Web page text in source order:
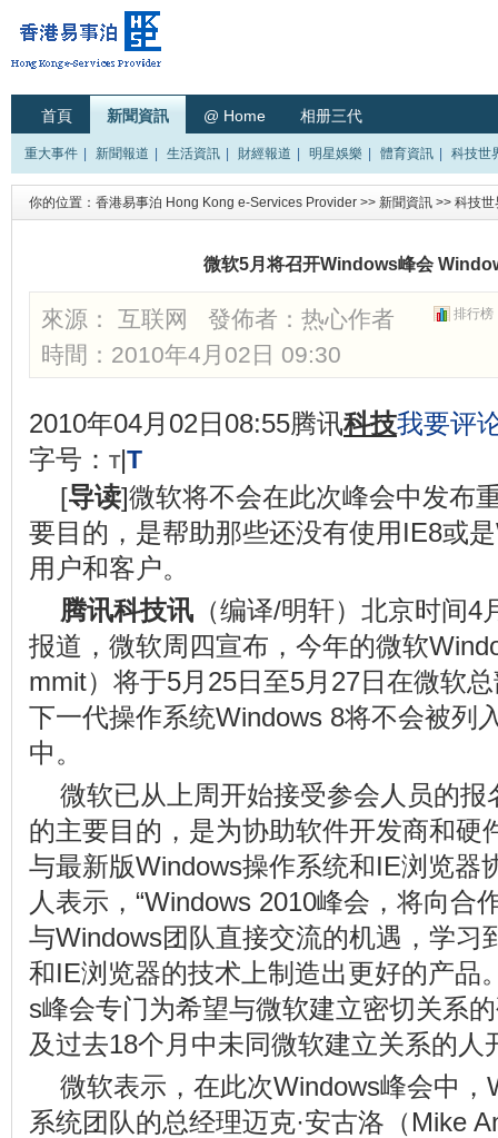
首頁 新聞資訊 @ Home 相册三代
重大事件 新聞報道 生活資訊 財經報道 明星娛樂 體育資訊 科技世
你的位置： 香港易事泊 Hong Kong e-Services Provider >> 新聞資訊 >> 科技世
微软5月将召开Windows峰会
排行榜
來源： 互联网 發佈者： 热心作者
時間：2010年4月02日 09:30
2010年04月02日08:55腾讯科技我要评
字号： T|T
[导读]微软将不会在此次峰会中发布
要目的，是帮助那些还没有使用IE8或
用户和客户。
腾讯科技讯 （编译/明轩）北京时间
报道，微软周四宣布，今年的微软
mmit）将于5月25日至5月27日在微软
下一代操作系统Windows 8将不会被列
中。
微软已从上周开始接受参会人员的报
的主要目的，是为协助软件开发商和硬
与最新版Windows操作系统和IE浏览器
人表示，“Windows 2010峰会，将向合
与Windows团队直接交流的机遇，学习
和IE浏览器的技术上制造出更好的产品
s峰会专门为希望与微软建立密切关系
及过去18个月中未同微软建立关系的人
微软表示，在此次Windows峰会中
系统团队的总经理迈克·安古洛（Mike